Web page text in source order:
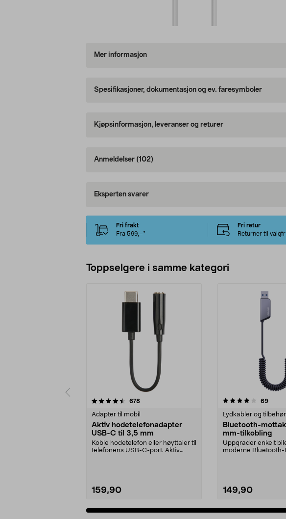
Mer informasjon
Spesifikasjoner, dokumentasjon og ev. faresymboler
Kjøpsinformasjon, leveranser og returer
Anmeldelser (102)
Eksperten svarer
Fri frakt
Fra 599,–*
Fri retur
Returner til
Toppselgere i samme kategori
678anmeldelser
Adapter til mobil
Aktiv hodetelefonadapter
USB-C til 3,5 mm
Koble hodetelefon eller høyttaler til
telefonens USB-C-port. Aktiv
159,90
4.0 av 5 stjerner 69
Lydkabler og tilbehør
Bluetooth-
mm-tilkobling
Uppgrader enkelt
moderne Bluetooth-
149,90
4.5 av 5